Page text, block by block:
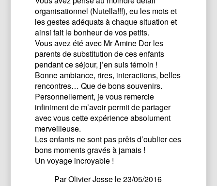
organisationnel (Nutella!!!), eu les mots et
les gestes adéquats à chaque situation et
ainsi fait le bonheur de vos petits.
Vous avez été avec Mr Amine Dor les
parents de substitution de ces enfants
pendant ce séjour, j’en suis témoin !
Bonne ambiance, rires, interactions, belles
rencontres… Que de bons souvenirs.
Personnellement, je vous remercie
infiniment de m’avoir permit de partager
avec vous cette expérience absolument
merveilleuse.
Les enfants ne sont pas prêts d’oublier ces
bons moments gravés à jamais !
Un voyage incroyable !
ParOlivier Josse le 23/05/2016